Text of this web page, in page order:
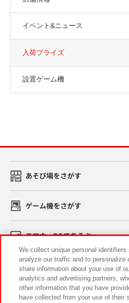
イベント&ニュース
入荷プライズ
設置ゲーム機
あそび場をさがす
ゲーム機をさがす
スマホ・PCであそぶ
イベント・キャンペーン
We collect unique personal
analyze our traffic and to personalize
share information about your use of
analytics and advertising partners,
other information that you have
have collected from your use of their